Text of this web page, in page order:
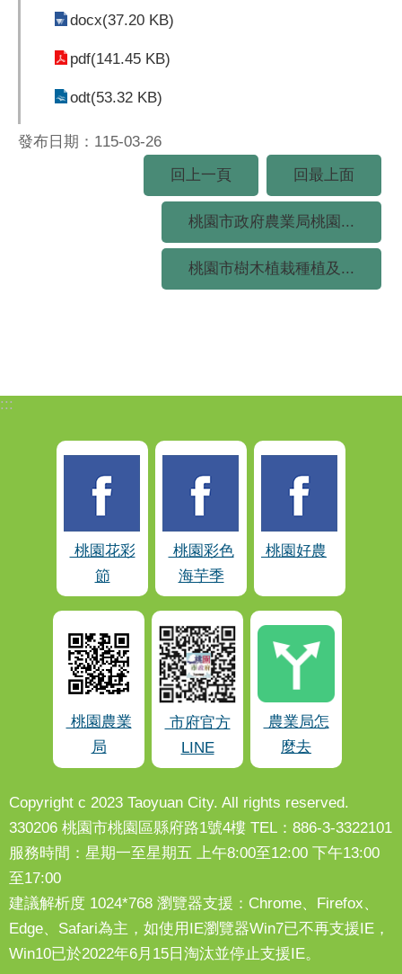
docx(37.20 KB)
pdf(141.45 KB)
odt(53.32 KB)
發布日期：115-03-26
回上一頁
回最上面
桃園市政府農業局桃園...
桃園市樹木植栽種植及...
:::
桃園花彩
節
桃園彩色
海芋季
桃園好農
桃園農業
局
市府官方
LINE
農業局怎
麼去
Copyright c 2023 Taoyuan City. All rights reserved.
330206 桃園市桃園區縣府路1號4樓 TEL：886-3-3322101
服務時間：星期一至星期五 上午8:00至12:00 下午13:00
至17:00
建議解析度 1024*768 瀏覽器支援：Chrome、Firefox、
Edge、Safari為主，如使用IE瀏覽器Win7已不再支援IE，
Win10已於2022年6月15日淘汰並停止支援IE。